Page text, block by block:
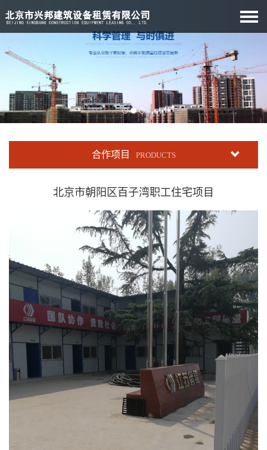
合作项目 PRODUCTS
北京市朝阳区百子湾职工住宅项目